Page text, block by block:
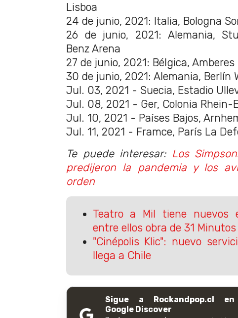
Lisboa
24 de junio, 2021: Italia, Bologna
26 de junio, 2021: Alemania,
Benz Arena
27 de junio, 2021: Bélgica,
30 de junio, 2021: Alemania, Berlín
Jul. 03, 2021 - Suecia, Estadio
Jul. 08, 2021 - Ger, Colonia
Jul. 10, 2021 - Países Bajos,
Jul. 11, 2021 - Framce, París La
Te puede interesar: Los
predijeron la pandemia y los
orden
Teatro a Mil tiene nuevos
entre ellos obra de 31 Minutos
"Cinépolis Klic": nuevo
llega a Chile
Sigue a Rockandpop.cl en
Google Discover